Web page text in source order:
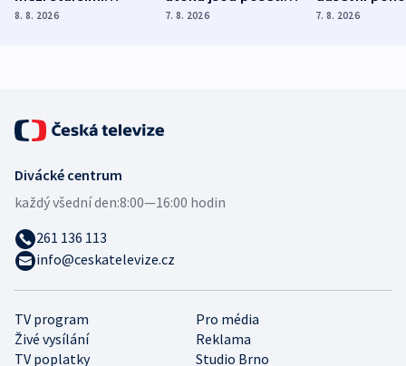
Poláky nebezpečné
8. 8. 2026
míní estonský
7. 8. 2026
ukázala
7. 8. 2026
TV program
Pro média
Živé vysílání
Reklama
TV poplatky
Studio Brno
Divácké centrum
každý všední den:8:00—16:00 hodin
261 136 113
info@ceskatelevize.cz